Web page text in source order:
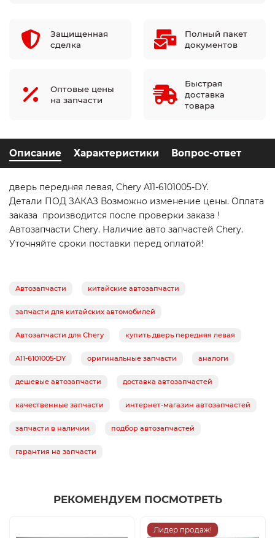
Защищенная
сделка
Полный пакет
документов
Оптовые цены
на запчасти
Быстрая
доставка
товара
Описание Характеристики Вопрос-ответ
дверь передняя левая, Chery A11-6101005-DY.
Детали ПОД ЗАКАЗ Возможно изменение цены. Оплата
заказа производится после проверки заказа !
Автозапчасти Chery. Наличие авто запчастей Chery.
Уточняйте сроки поставки перед оплатой!
Автозапчасти китайские автозапчасти
запчасти для китайских автомобилей
Автозапчасти для Chery купить дверь передняя левая
A11-6101005-DY оригинальные запчасти аналоги
дешевые автозапчасти доставка автозапчастей
качественные запчасти интернет-магазин автозапчастей
запчасти в наличии подбор автозапчастей
гарантия на запчасти
РЕКОМЕНДУЕМ ПОСМОТРЕТЬ
Лидер продаж!